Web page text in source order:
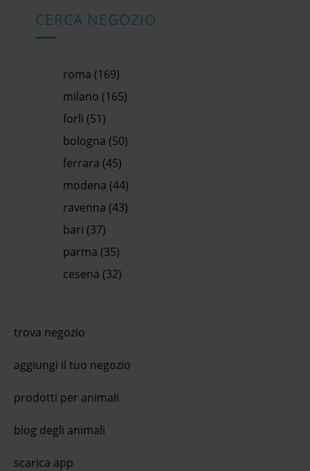
CERCA NEGOZIO
roma (169)
milano (165)
forlì (51)
bologna (50)
ferrara (45)
modena (44)
ravenna (43)
bari (37)
parma (35)
cesena (32)
trova negozio
aggiungi il tuo negozio
prodotti per animali
blog degli animali
scarica app